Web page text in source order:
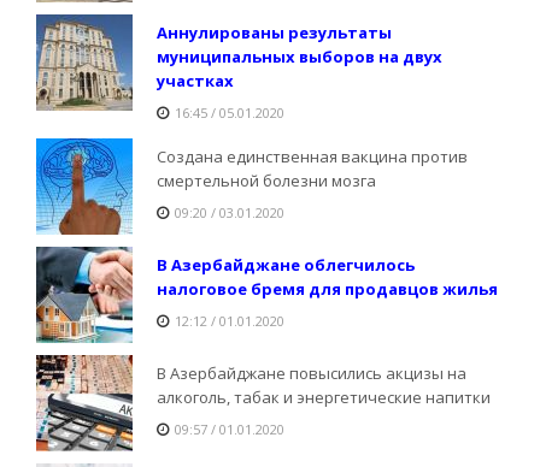
Аннулированы результаты
муниципальных выборов на двух
участках
16:45 / 05.01.2020
Создана единственная вакцина против
смертельной болезни мозга
09:20 / 03.01.2020
В Азербайджане облегчилось
налоговое бремя для продавцов жилья
12:12 / 01.01.2020
В Азербайджане повысились акцизы на
алкоголь, табак и энергетические напитки
09:57 / 01.01.2020